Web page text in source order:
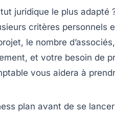
juridique le plus adapté
critères personnels
le nombre
et votre besoin de
vous aidera à
plan avant de se